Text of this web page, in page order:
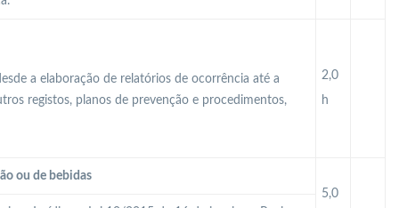
a elaboração de relatórios de ocorrência até a
registos, planos de prevenção e procedimentos,
2,0
h
ou de bebidas
5,0